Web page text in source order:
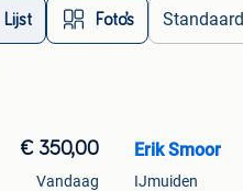
Lijst Foto’s
€ 350,00
Vandaag
Erik Smoor
IJmuiden